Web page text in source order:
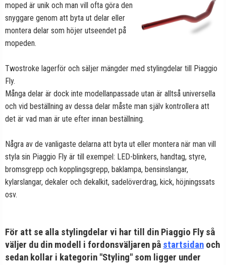
VÄLJ
När du valt kommer butiken visa delar för vald moped
moped är unik och man vill ofta göra den
snyggare genom att byta ut delar eller
montera delar som höjer utseendet på
mopeden.
Twostroke lagerför och säljer mängder med stylingdelar till Piaggio
Fly.
Många delar är dock inte modellanpassade utan är alltså universella
och vid beställning av dessa delar måste man själv kontrollera att
det är vad man är ute efter innan beställning.
Några av de vanligaste delarna att byta ut eller montera när man vill
styla sin Piaggio Fly är till exempel: LED-blinkers, handtag, styre,
bromsgrepp och kopplingsgrepp, baklampa, bensinslangar,
kylarslangar, dekaler och dekalkit, sadelöverdrag, kick, höjningssats
osv.
För att se alla stylingdelar vi har till din Piaggio Fly så
väljer du din modell i fordonsväljaren på startsidan och
sedan kollar i kategorin "Styling" som ligger under